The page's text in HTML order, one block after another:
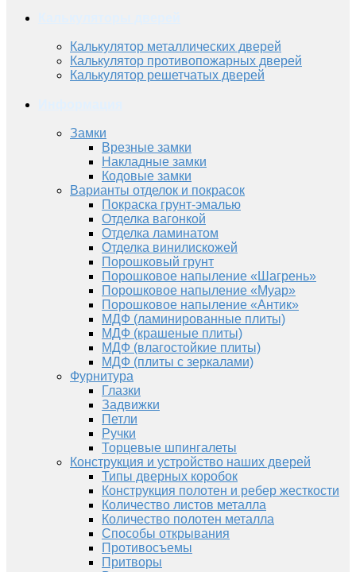
Калькулятор металлических дверей
Калькулятор противопожарных дверей
Калькулятор решетчатых дверей
Замки
Врезные замки
Накладные замки
Кодовые замки
Варианты отделок и покрасок
Покраска грунт-эмалью
Отделка вагонкой
Отделка ламинатом
Отделка винилискожей
Порошковый грунт
Порошковое напыление «Шагрень»
Порошковое напыление «Муар»
Порошковое напыление «Антик»
МДФ (ламинированные плиты)
МДФ (крашеные плиты)
МДФ (влагостойкие плиты)
МДФ (плиты с зеркалами)
Фурнитура
Глазки
Задвижки
Петли
Ручки
Торцевые шпингалеты
Конструкция и устройство наших дверей
Типы дверных коробок
Конструкция полотен и ребер жесткости
Количество листов металла
Количество полотен металла
Способы открывания
Противосъемы
Притворы